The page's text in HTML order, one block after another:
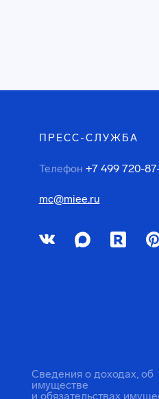
ПРЕСС-СЛУЖБА
Телефон +7 499 720-
mc@miee.ru
Сведения о доходах, об
имуществе
и обязательствах